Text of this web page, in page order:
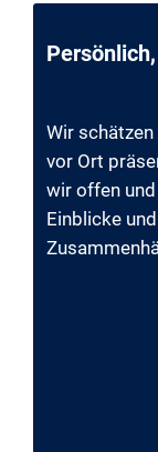
Wir schätzen
vor Ort
wir offen
Einblicke